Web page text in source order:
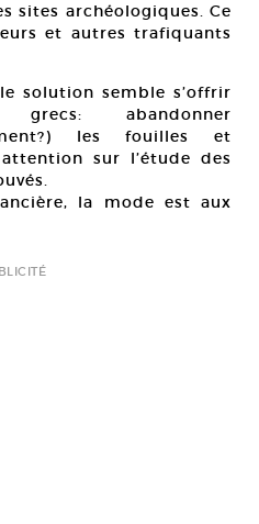
sites archéologiques. Ce
et autres trafiquants
solution semble s’offrir
grecs: abandonner
les fouilles et
sur l’étude des
la mode est aux